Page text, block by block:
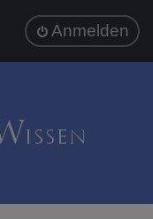
Anmelden